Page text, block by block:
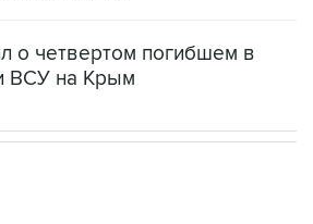
о четвертом погибшем в
ВСУ на Крым